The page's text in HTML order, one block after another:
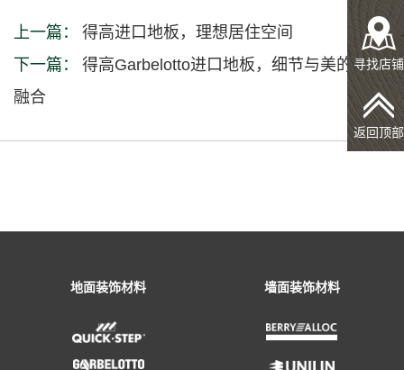
上一篇：
得高进口地板，理想居住空间
下一篇：
得高Garbelotto进口地板，细节与美的艺术
融合
寻找店铺
返回顶部